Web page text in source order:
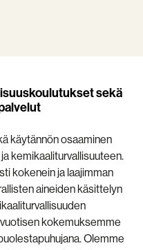
sekä
käytännön osaaminen
kemikaaliturvallisuuteen.
kokenein ja laajimman
aineiden käsittelyn
kokemuksemme
Olemme